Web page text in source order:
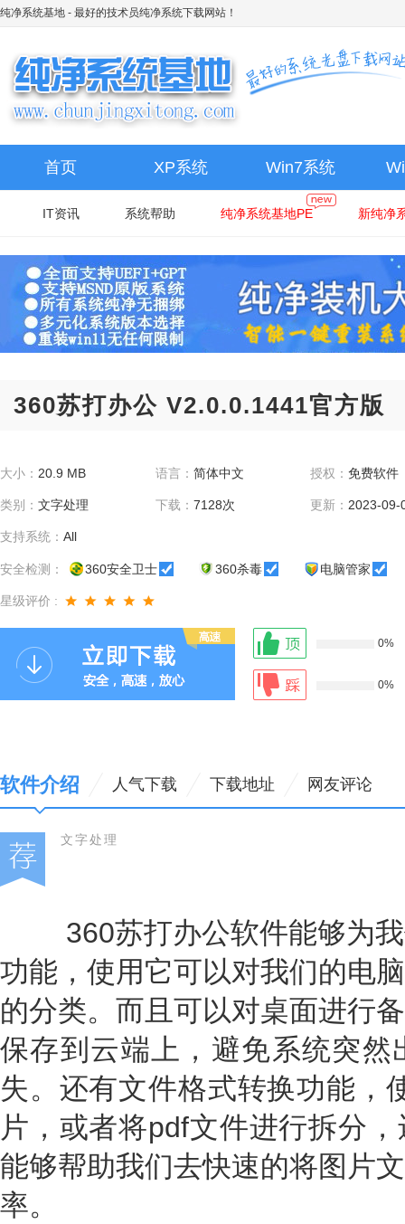
纯净系统基地 - 最好的技术员纯净系统下载网站！
首页 XP系统 Win7系统
IT资讯 系统帮助 纯净系统基地PE 新纯净
360苏打办公 V2.0.0.1441官方版
大小： 20.9 MB 语言： 简体中文 授权：免费软件
类别： 文字处理 下载： 7128次 更新： 2023-09-
支持系统： All
安全检测： 360安全卫士 360杀毒 电脑管家
星级评价 :
0%
0%
软件介绍 人气下载 下载地址 网友评论
文字处理
360苏打办公软件能够为我
功能，使用它可以对我们的电
的分类。而且可以对桌面进行
保存到云端上，避免系统突
失。还有文件格式转换功能，
片，或者将pdf文件进行拆分
能够帮助我们去快速的将图片
率。